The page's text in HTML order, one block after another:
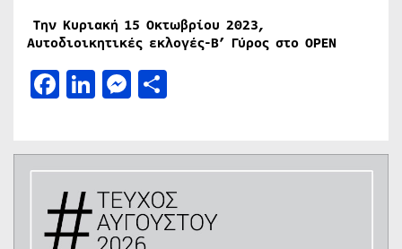
Την Κυριακή 15 Οκτωβρίου 2023,
Αυτοδιοικητικές εκλογές-Β’ Γύρος στο ΟΡΕΝ
Facebook
LinkedIn
Messenger